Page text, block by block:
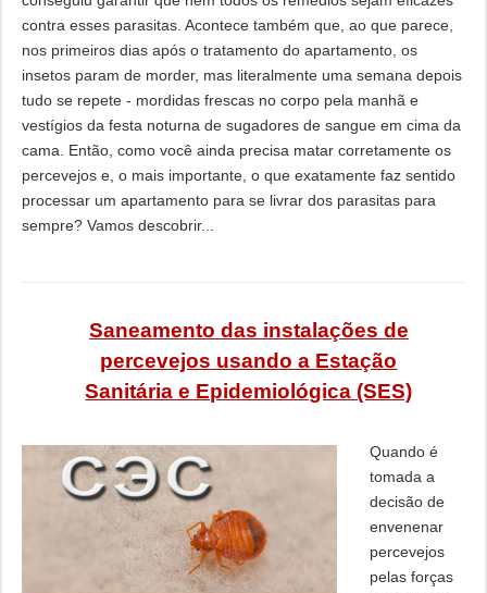
contra esses parasitas. Acontece também que, ao que parece,
nos primeiros dias após o tratamento do apartamento, os
insetos param de morder, mas literalmente uma semana depois
tudo se repete - mordidas frescas no corpo pela manhã e
vestígios da festa noturna de sugadores de sangue em cima da
cama. Então, como você ainda precisa matar corretamente os
percevejos e, o mais importante, o que exatamente faz sentido
processar um apartamento para se livrar dos parasitas para
sempre? Vamos descobrir...
Saneamento das instalações de
percevejos usando a Estação
Sanitária e Epidemiológica (SES)
Quando é
tomada a
decisão de
envenenar
percevejos
pelas forças